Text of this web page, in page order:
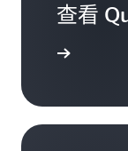
查看